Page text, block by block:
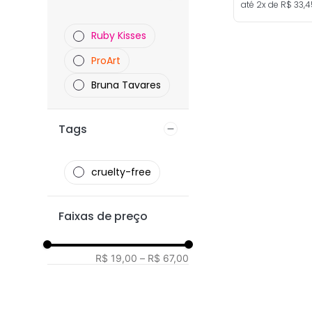
Ruby Kisses
ProArt
Bruna Tavares
Tags
cruelty-free
Faixas de preço
R$ 19,00 – R$ 67,00
até 2x de R$ 33,